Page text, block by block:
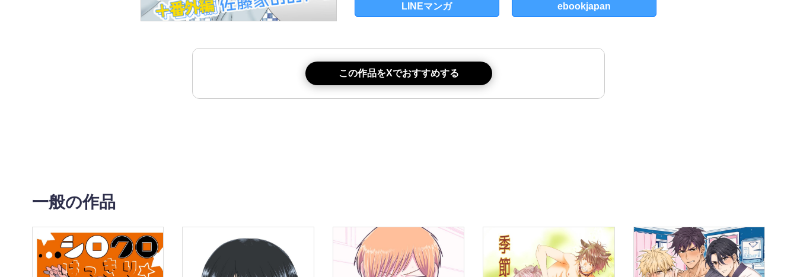
LINEマンガ ebookjapan
この作品をXでおすすめする
一般の作品